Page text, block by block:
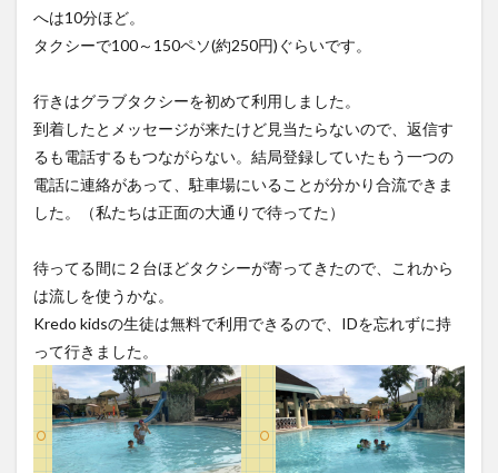
へは10分ほど。
タクシーで100～150ペソ(約250円)ぐらいです。
行きはグラブタクシーを初めて利用しました。
到着したとメッセージが来たけど見当たらないので、返信す
るも電話するもつながらない。結局登録していたもう一つの
電話に連絡があって、駐車場にいることが分かり合流できま
した。（私たちは正面の大通りで待ってた）
待ってる間に２台ほどタクシーが寄ってきたので、これから
は流しを使うかな。
Kredo kidsの生徒は無料で利用できるので、IDを忘れずに持
って行きました。